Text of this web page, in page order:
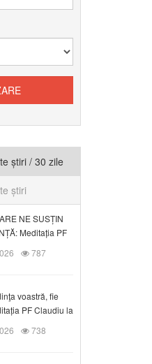
știri / 30 zile
știri
NE SUSȚIN
Meditația PF
a VI-a
787
voastră, fie
PF Claudiu la
VII-a după Rusalii
738